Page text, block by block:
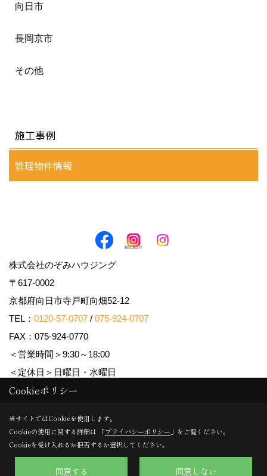
向日市
長岡京市
その他
施工事例
管理物件情報
株式会社のぞみハウジング
〒617-0002
京都府向日市寺戸町向畑52-12
TEL： 0120-57-0707 / 075-924-0707
FAX：075-924-0770
＜営業時間＞9:30～18:00
＜定休日＞日曜日・水曜日
Copyright (c) Nozomi Housing. All Rights Reserved.
Produced byゴデスクリエイト
Cookieポリシー
当サイトではCookieを使用します。
Cookieの使用に関する詳細は 「プライバシーポリシー 」をご覧ください。
Cookieを受け入れるか拒否するか選択してください。
同意する 同意しない